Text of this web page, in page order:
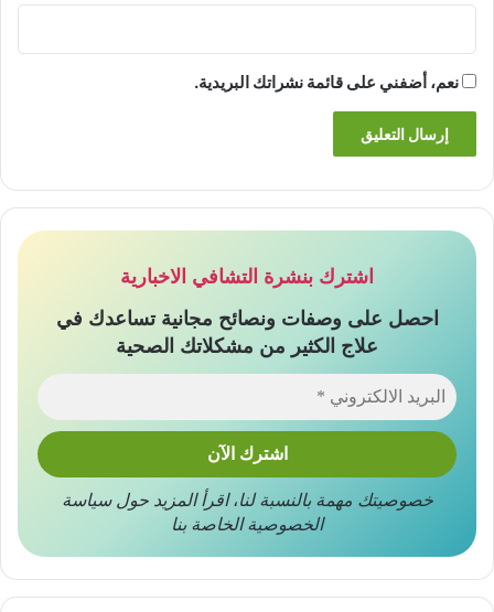
نعم، أضفني على قائمة نشراتك البريدية.
اشترك بنشرة التشافي الاخبارية
احصل على وصفات ونصائح مجانية تساعدك في
علاج الكثير من مشكلاتك الصحية
خصوصيتك مهمة بالنسبة لنا،اقرأ المزيد حولسياسة
الخصوصيةالخاصة بنا